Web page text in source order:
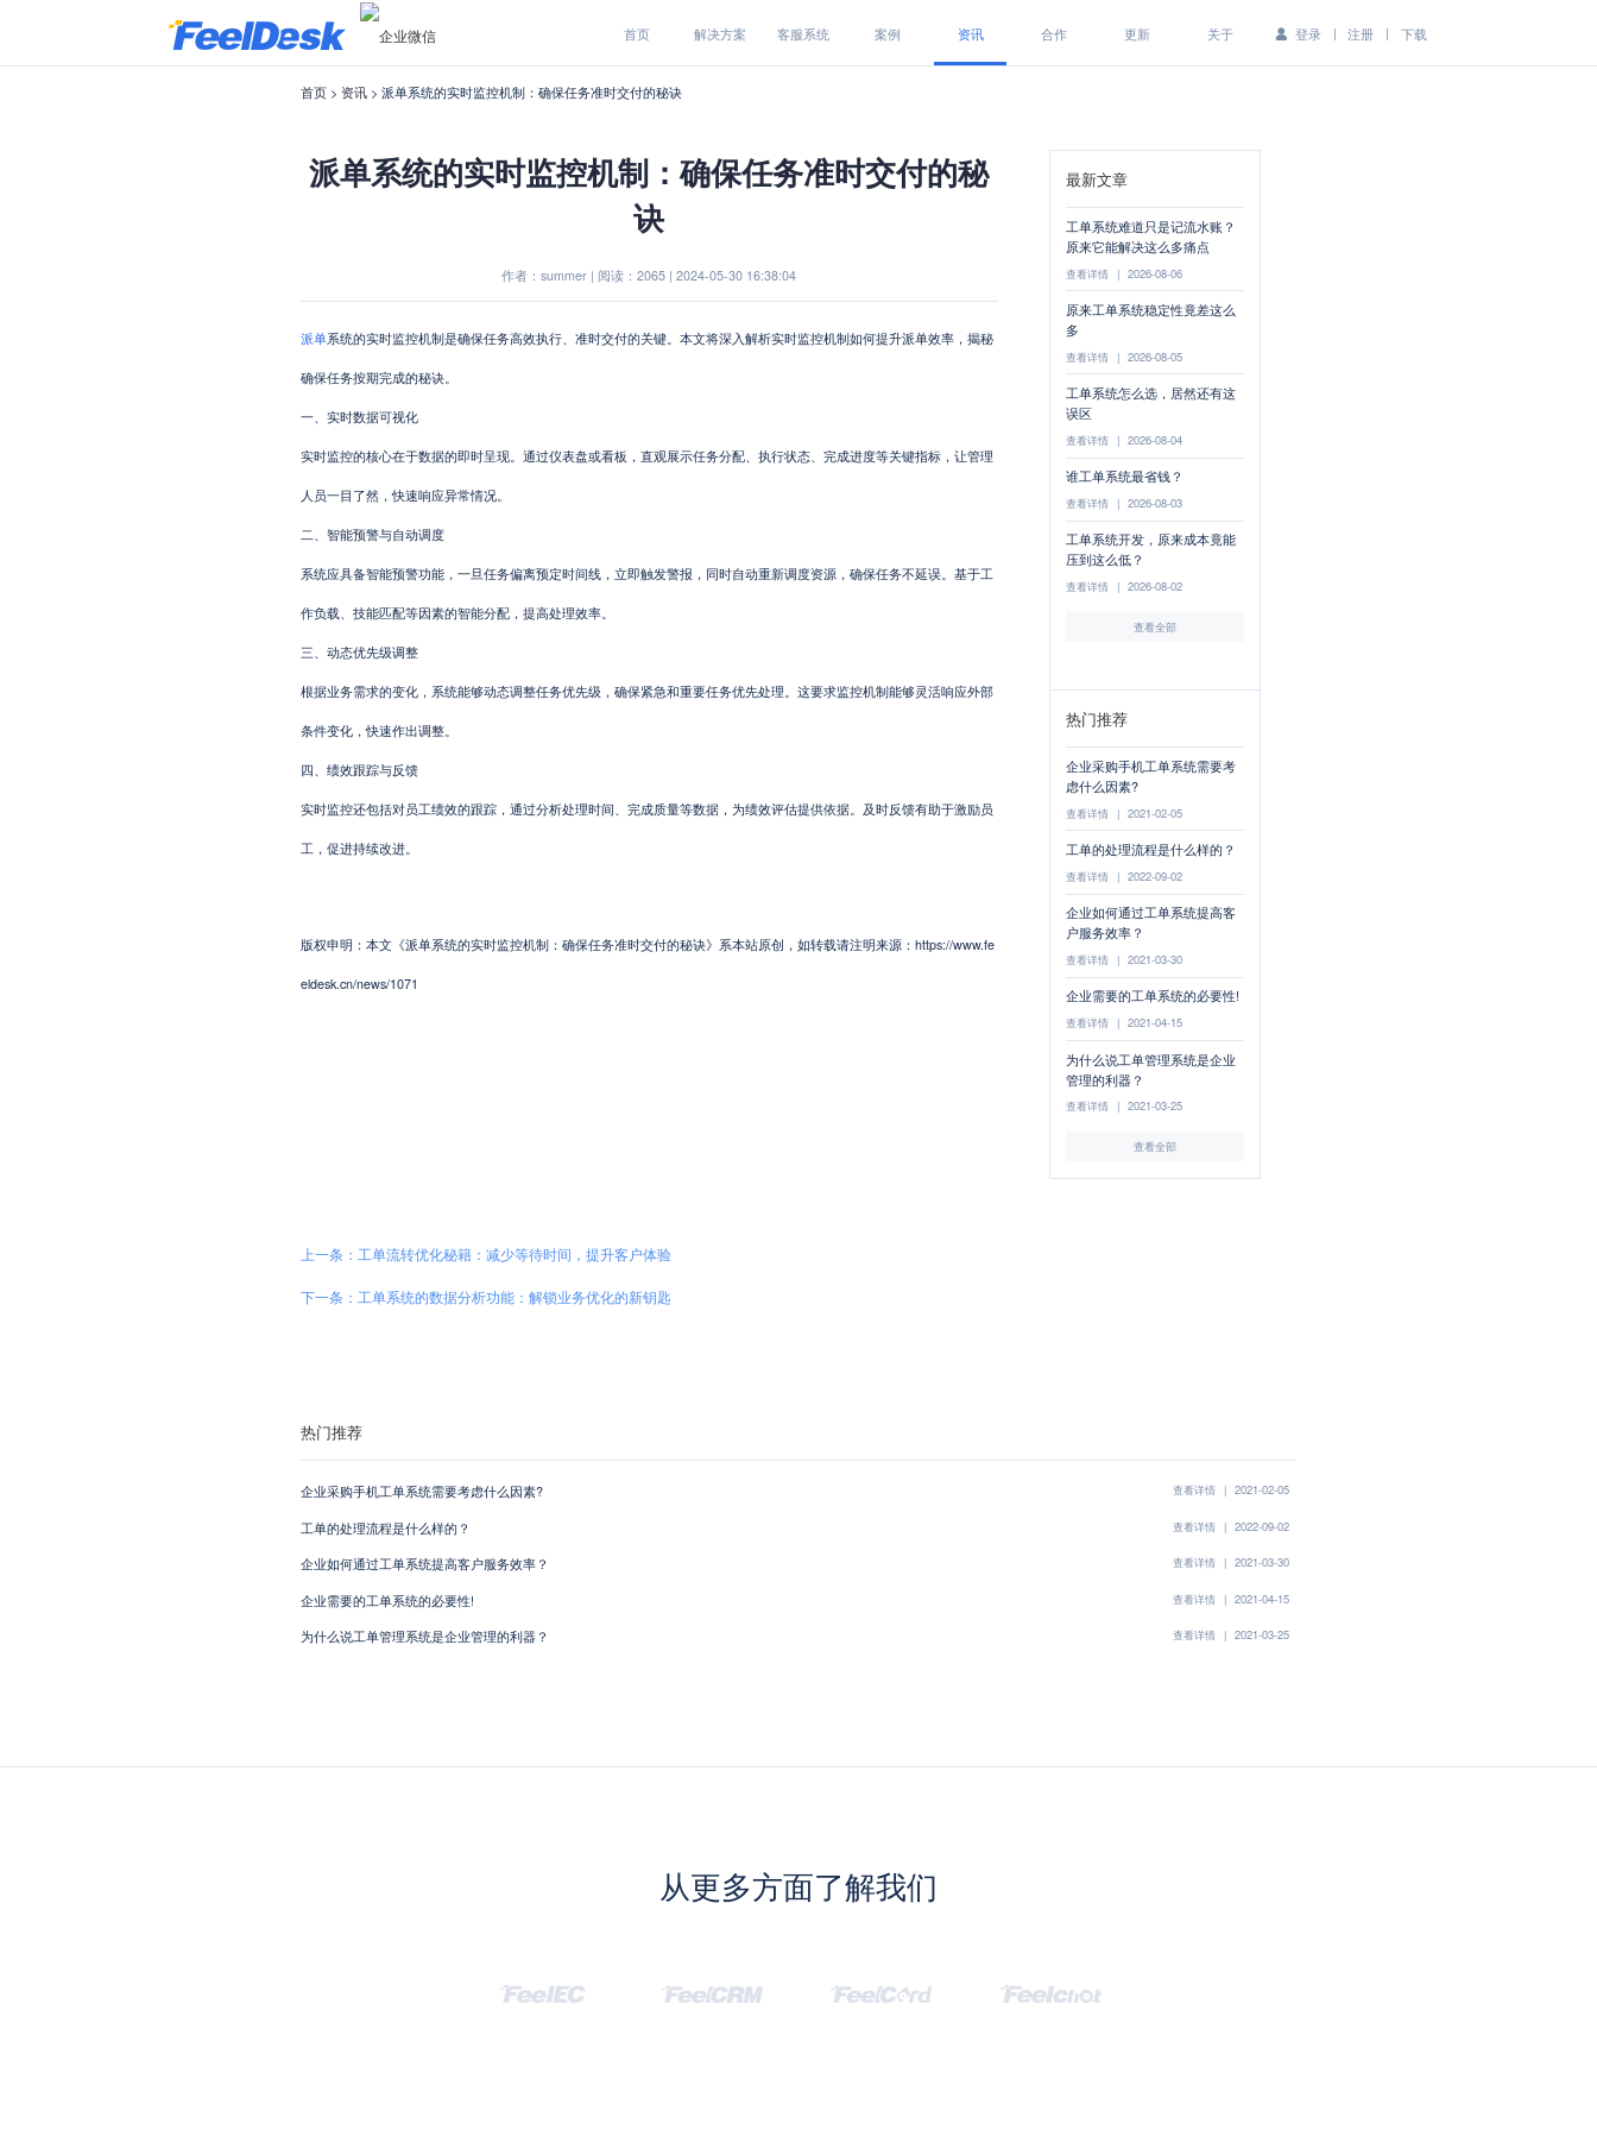
首页 解决方案 客服系统 案例 资讯 合作 更新 关于 登录 | 注册 | 下载
首页> 资讯> 派单系统的实时监控机制：确保任务准时交付的秘诀
派单系统的实时监控机制：确保任务准时交付的秘
诀
作者：summer | 阅读：2065 | 2024-05-30 16:38:04
派单系统的实时监控机制是确保任务高效执行、准时交付的关键。本文将深入解析实时监控机制如何提升派单效率，揭秘
确保任务按期完成的秘诀。
一、实时数据可视化
实时监控的核心在于数据的即时呈现。通过仪表盘或看板，直观展示任务分配、执行状态、完成进度等关键指标，让管理
人员一目了然，快速响应异常情况。
二、智能预警与自动调度
系统应具备智能预警功能，一旦任务偏离预定时间线，立即触发警报，同时自动重新调度资源，确保任务不延误。基于工
作负载、技能匹配等因素的智能分配，提高处理效率。
三、动态优先级调整
根据业务需求的变化，系统能够动态调整任务优先级，确保紧急和重要任务优先处理。这要求监控机制能够灵活响应外部
条件变化，快速作出调整。
四、绩效跟踪与反馈
实时监控还包括对员工绩效的跟踪，通过分析处理时间、完成质量等数据，为绩效评估提供依据。及时反馈有助于激励员
工，促进持续改进。
版权申明：本文《派单系统的实时监控机制：确保任务准时交付的秘诀》系本站原创，如转载请注明来源：https://www.fe
eldesk.cn/news/1071
最新文章
工单系统难道只是记流水账？
原来它能解决这么多痛点
查看详情 | 2026-08-06
原来工单系统稳定性竟差这么
多
查看详情 | 2026-08-05
工单系统怎么选，居然还有这
误区
查看详情 | 2026-08-04
谁工单系统最省钱？
查看详情 | 2026-08-03
工单系统开发，原来成本竟能
压到这么低？
查看详情 | 2026-08-02
查看全部
热门推荐
企业采购手机工单系统需要考
虑什么因素?
查看详情 | 2021-02-05
工单的处理流程是什么样的？
查看详情 | 2022-09-02
企业如何通过工单系统提高客
户服务效率？
查看详情 | 2021-03-30
企业需要的工单系统的必要性!
查看详情 | 2021-04-15
为什么说工单管理系统是企业
管理的利器？
查看详情 | 2021-03-25
查看全部
上一条：工单流转优化秘籍：减少等待时间，提升客户体验
下一条：工单系统的数据分析功能：解锁业务优化的新钥匙
热门推荐
企业采购手机工单系统需要考虑什么因素? 查看详情 | 2021-02-05
工单的处理流程是什么样的？ 查看详情 | 2022-09-02
企业如何通过工单系统提高客户服务效率？ 查看详情 | 2021-03-30
企业需要的工单系统的必要性! 查看详情 | 2021-04-15
为什么说工单管理系统是企业管理的利器？ 查看详情 | 2021-03-25
从更多方面了解我们